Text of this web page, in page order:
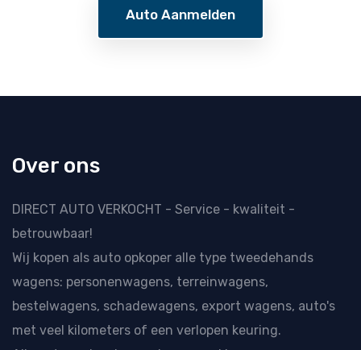
Auto Aanmelden
Over ons
DIRECT AUTO VERKOCHT - Service - kwaliteit -
betrouwbaar!
Wij kopen als auto opkoper alle type tweedehands
wagens: personenwagens, terreinwagens,
bestelwagens, schadewagens, export wagens, auto's
met veel kilometers of een verlopen keuring.